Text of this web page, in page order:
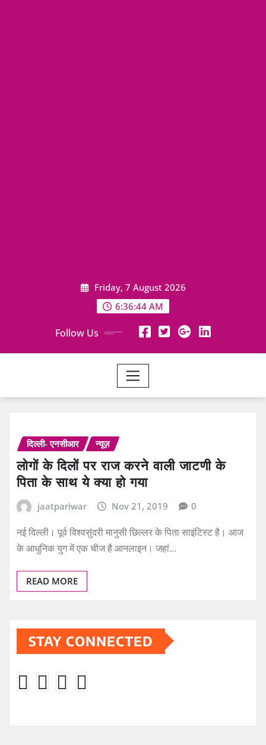
Friday, 7 August 2026
6:36:45 AM
Follow Us
दिल्ली- एनसीआर न्यूज़
लोगों के दिलों पर राज करने वाली जाटणी के
पिता के साथ ये क्या हो गया
jaatpariwar Nov 21, 2019 0
नई दिल्‍ली। पूर्व विश्‍वसुंदरी मानुसी छिल्‍लर के पिता साइंटिस्‍ट है। आज
के आधुनिक युग में एक चीज है आनलाइन। जहां…
READ MORE
STAY CONNECTED